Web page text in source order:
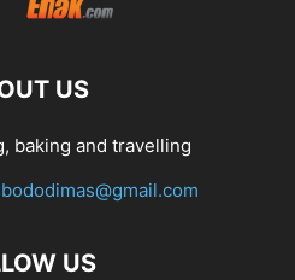
US
baking and travelling
US